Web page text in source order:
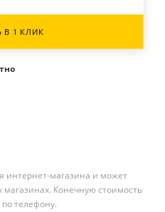
В 1 КЛИК
интернет-магазина и может
Конечную стоимость
телефону.